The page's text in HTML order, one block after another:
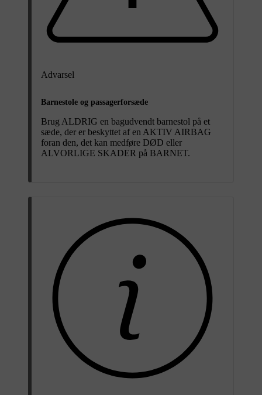
Advarsel
Barnestole og passagerforsæde
Brug ALDRIG en bagudvendt barnestol på et
sæde, der er beskyttet af en AKTIV AIRBAG
foran den, det kan medføre DØD eller
ALVORLIGE SKADER på BARNET.